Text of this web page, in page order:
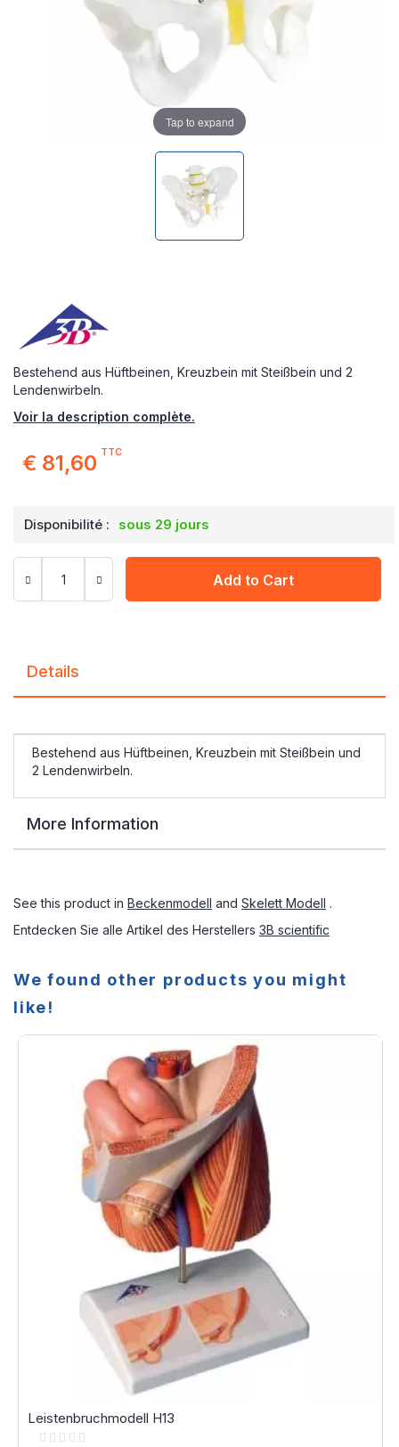
Bestehend aus Hüftbeinen, Kreuzbein mit Steißbein und 2
Lendenwirbeln.
Voir la description complète.
€ 81,60 TTC
Disponibilité : sous 29 jours
Add to Cart
Tap to expand
Details
Bestehend aus Hüftbeinen, Kreuzbein mit Steißbein und
2 Lendenwirbeln.
More Information
See this product in Beckenmodell and Skelett Modell .
Entdecken Sie alle Artikel des Herstellers 3B scientific
We found other products you might
like!
Leistenbruchmodell H13
Rating: